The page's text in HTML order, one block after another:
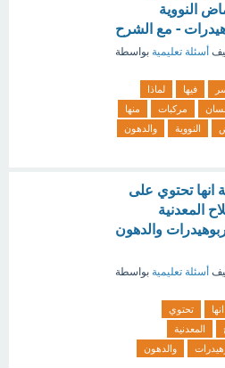
النووية
- مع الشرح
أسئلة تعليمية بواسطة
فيها
لماذا
مركبات
منها
النووية
والدهون
انها تحتوي على
المعدنية
والدهون
أسئلة تعليمية بواسطة
انها
تحتوي
المعدنية
والدهون